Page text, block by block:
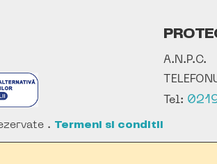
A.N.P.C.
Tel:
. Termeni si conditii